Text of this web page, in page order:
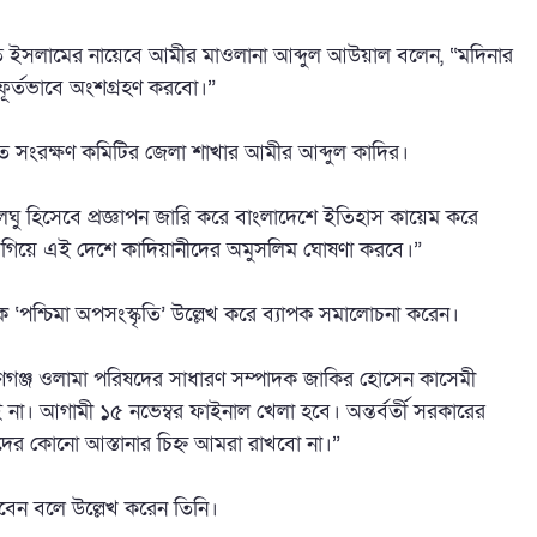
ইসলামের নায়েবে আমীর মাওলানা আব্দুল আউয়াল বলেন, “মদিনার
অংশগ্রহণ করবো।”
কমিটির জেলা শাখার আমীর আব্দুল কাদির।
হিসেবে প্রজ্ঞাপন জারি করে বাংলাদেশে ইতিহাস কায়েম করে
এই দেশে কাদিয়ানীদের অমুসলিম ঘোষণা করবে।”
অপসংস্কৃতি’ উল্লেখ করে ব্যাপক সমালোচনা করেন।
ওলামা পরিষদের সাধারণ সম্পাদক জাকির হোসেন কাসেমী
১৫ নভেম্বর ফাইনাল খেলা হবে। অন্তর্বর্তী সরকারের
কোনো আস্তানার চিহ্ন আমরা রাখবো না।”
বলে উল্লেখ করেন তিনি।